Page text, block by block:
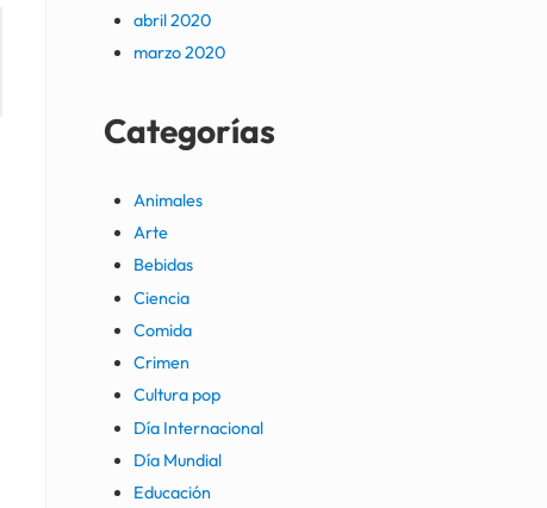
abril 2020
marzo 2020
Categorías
Animales
Arte
Bebidas
Ciencia
Comida
Crimen
Cultura pop
Día Internacional
Día Mundial
Educación